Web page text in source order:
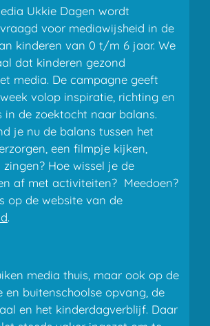
Ukkie Dagen wordt
voor mediawijsheid in de
kinderen van 0 t/m 6 jaar. We
dat kinderen gezond
media. De campagne geeft
volop inspiratie, richting en
in de zoektocht naar balans.
je nu de balans tussen het
een filmpje kijken,
Hoe wissel je de
af met activiteiten? Meedoen?
op de website van de
.
media thuis, maar ook op de
en buitenschoolse opvang, de
en het kinderdagverblijf. Daar